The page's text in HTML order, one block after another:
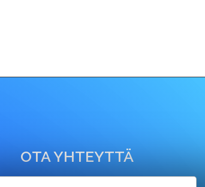
OTA YHTEYTTÄ